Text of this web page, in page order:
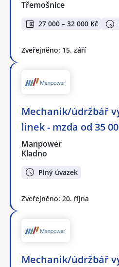
Třemošnice
27 000 – 32 000 Kč
Zveřejněno: 15. září
Mechanik/údržbář
linek - mzda od 35
Manpower
Kladno
Plný úvazek
Zveřejněno: 20. října
Mechanik/údržbář